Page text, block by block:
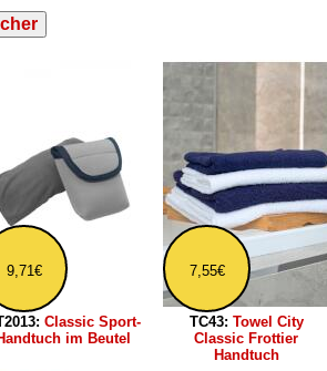
9,71€
Classic Sport-
im Beutel
7,55€
TC43: Towel City
Classic Frottier
Handtuch